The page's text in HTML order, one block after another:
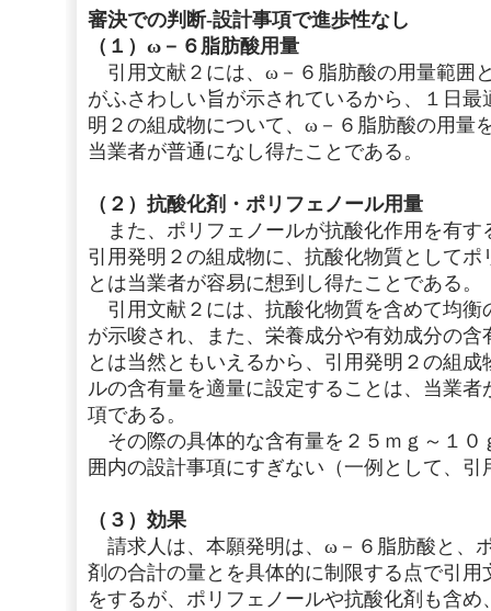
審決での判断‐設計事項で進歩性なし
（１）ω－６脂肪酸用量
引用文献２には、ω－６脂肪酸の用量範囲
がふさわしい旨が示されているから、１日
明２の組成物について、ω－６脂肪酸の用量
当業者が普通になし得たことである。
（２）抗酸化剤・ポリフェノール用量
また、ポリフェノールが抗酸化作用を有す
引用発明２の組成物に、抗酸化物質として
とは当業者が容易に想到し得たことである。
引用文献２には、抗酸化物質を含めて均衡
が示唆され、また、栄養成分や有効成分の
とは当然ともいえるから、引用発明２の組
ルの含有量を適量に設定することは、当業
項である。
その際の具体的な含有量を２５ｍｇ～１０
囲内の設計事項にすぎない（一例として、引
（３）効果
請求人は、本願発明は、ω－６脂肪酸と、
剤の合計の量とを具体的に制限する点で引
をするが、ポリフェノールや抗酸化剤も含